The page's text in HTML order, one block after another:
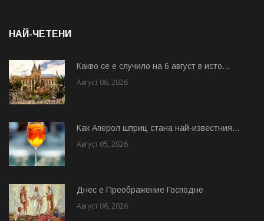
НАЙ-ЧЕТЕНИ
Какво се е случило на 6 август в исто...
Август 06, 2026
Как Аперол шприц стана най-известния...
Август 05, 2026
Днес е Преображение Господне
Август 06, 2026